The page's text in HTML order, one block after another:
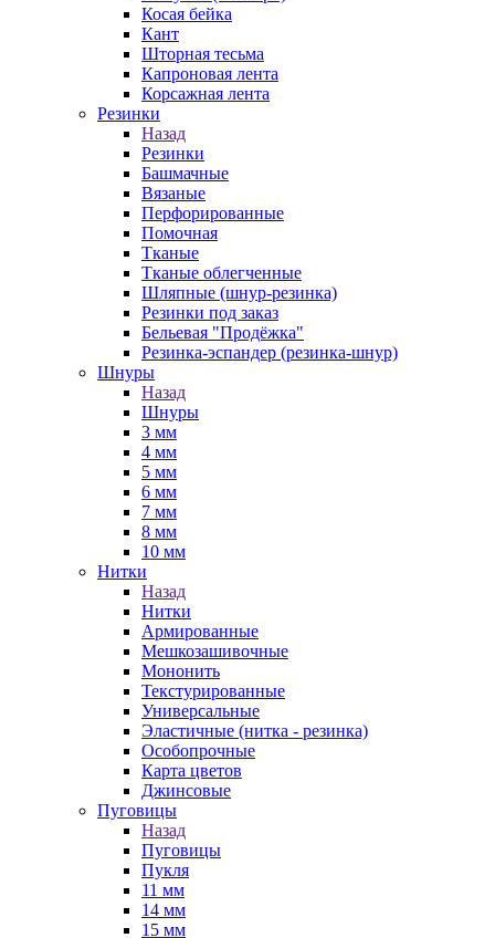
Косая бейка
Кант
Шторная тесьма
Капроновая лента
Корсажная лента
Резинки
Назад
Резинки
Башмачные
Вязаные
Перфорированные
Помочная
Тканые
Тканые облегченные
Шляпные (шнур-резинка)
Резинки под заказ
Бельевая "Продёжка"
Резинка-эспандер (резинка-шнур)
Шнуры
Назад
Шнуры
3 мм
4 мм
5 мм
6 мм
7 мм
8 мм
10 мм
Нитки
Назад
Нитки
Армированные
Мешкозашивочные
Мононить
Текстурированные
Универсальные
Эластичные (нитка - резинка)
Особопрочные
Карта цветов
Джинсовые
Пуговицы
Назад
Пуговицы
Пукля
11 мм
14 мм
15 мм